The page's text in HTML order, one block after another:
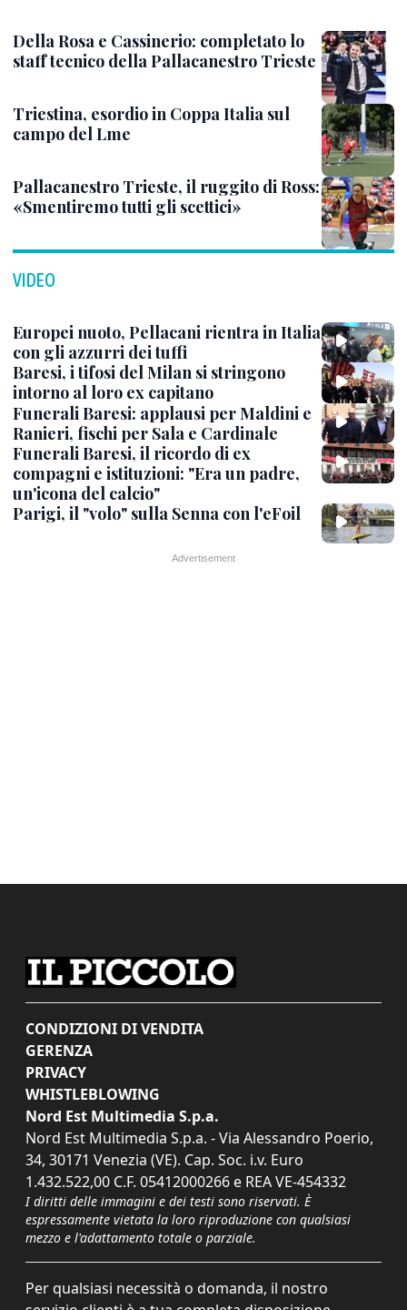
Della Rosa e Cassinerio: completato lo
staff tecnico della Pallacanestro Trieste
Triestina, esordio in Coppa Italia sul
campo del Lme
Pallacanestro Trieste, il ruggito di Ross:
«Smentiremo tutti gli scettici»
VIDEO
Europei nuoto, Pellacani rientra in Italia
con gli azzurri dei tuffi
Baresi, i tifosi del Milan si stringono
intorno al loro ex capitano
Funerali Baresi: applausi per Maldini e
Ranieri, fischi per Sala e Cardinale
Funerali Baresi, il ricordo di ex
compagni e istituzioni: "Era un padre,
un'icona del calcio"
Parigi, il "volo" sulla Senna con l'eFoil
CONDIZIONI DI VENDITA
GERENZA
PRIVACY
WHISTLEBLOWING
Nord Est Multimedia S.p.a.
Nord Est Multimedia S.p.a. - Via Alessandro Poerio,
34, 30171 Venezia (VE). Cap. Soc. i.v. Euro
1.432.522,00 C.F. 05412000266 e REA VE-454332
I diritti delle immagini e dei testi sono riservati. È
espressamente vietata la loro riproduzione con qualsiasi
mezzo e l'adattamento totale o parziale.
Per qualsiasi necessità o domanda, il nostro